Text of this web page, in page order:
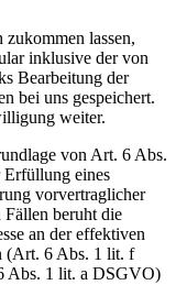
lassen,
inklusive der von
Bearbeitung der
bei uns gespeichert.
weiter.
von Art. 6 Abs.
eines
vorvertraglicher
beruht die
an der effektiven
(Art. 6 Abs. 1 lit. f
Abs. 1 lit. a DSGVO)